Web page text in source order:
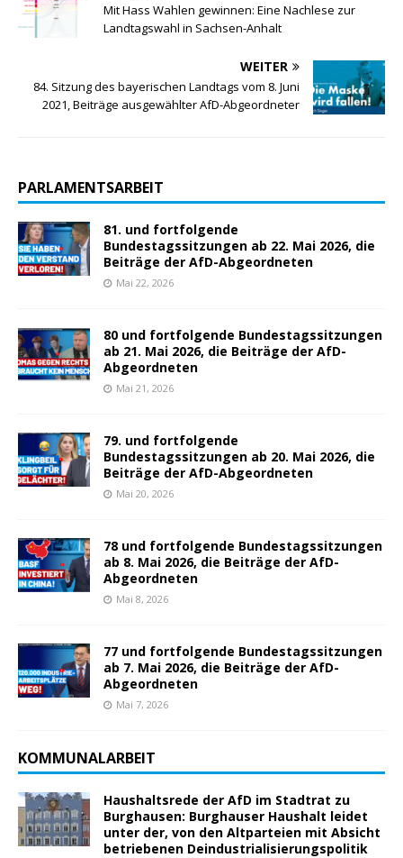
Mit Hass Wahlen gewinnen: Eine Nachlese zur
Landtagswahl in Sachsen-Anhalt
WEITER
84. Sitzung des bayerischen Landtags vom 8. Juni
2021, Beiträge ausgewählter AfD-Abgeordneter
PARLAMENTSARBEIT
81. und fortfolgende
Bundestagssitzungen ab 22. Mai 2026, die
Beiträge der AfD-Abgeordneten
Mai 22, 2026
80 und fortfolgende Bundestagssitzungen
ab 21. Mai 2026, die Beiträge der AfD-
Abgeordneten
Mai 21, 2026
79. und fortfolgende
Bundestagssitzungen ab 20. Mai 2026, die
Beiträge der AfD-Abgeordneten
Mai 20, 2026
78 und fortfolgende Bundestagssitzungen
ab 8. Mai 2026, die Beiträge der AfD-
Abgeordneten
Mai 8, 2026
77 und fortfolgende Bundestagssitzungen
ab 7. Mai 2026, die Beiträge der AfD-
Abgeordneten
Mai 7, 2026
KOMMUNALARBEIT
Haushaltsrede der AfD im Stadtrat zu
Burghausen: Burghauser Haushalt leidet
unter der, von den Altparteien mit Absicht
betriebenen Deindustrialisierungspolitik